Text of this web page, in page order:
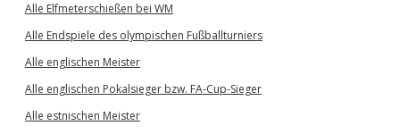
Alle Elfmeterschießen bei WM
Alle Endspiele des olympischen Fußballturniers
Alle englischen Meister
Alle englischen Pokalsieger bzw. FA-Cup-Sieger
Alle estnischen Meister